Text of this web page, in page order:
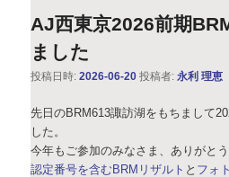
AJ西東京2026前期
ました
投稿日時:2026-06-20 投稿者:永利 理恵
先日のBRM613諏訪湖をもちまして
した。
今年もご参加のみなさま、ありがとう
認定番号を含むBRMリザルト と フォ